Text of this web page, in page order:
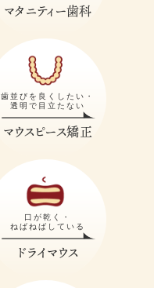
マタニティー歯科
歯並びを良くしたい・
透明で目立たない
マウスピース矯正
口が乾く・
ねばねばしている
ドライマウス